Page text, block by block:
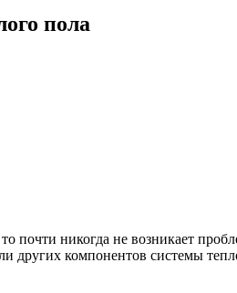
пола
почти никогда не возникает
других компонентов системы